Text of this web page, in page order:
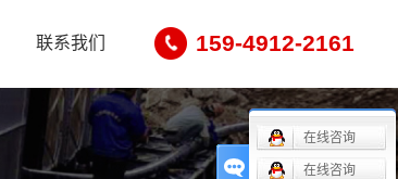
联系我们 159-4912-2161
在线咨询
在线咨询